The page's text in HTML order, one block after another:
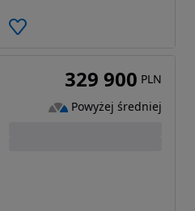
329 900 PLN
Powyżej średniej